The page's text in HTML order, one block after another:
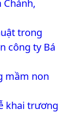
Chánh,
trong
công ty Bá
mầm non
khai trương